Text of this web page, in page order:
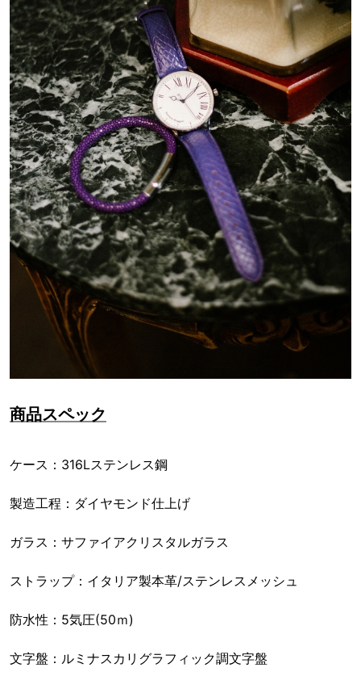
商品スペック
ケース：316Lステンレス鋼
製造工程：ダイヤモンド仕上げ
ガラス：サファイアクリスタルガラス
ストラップ：イタリア製本革/ステンレスメッシュ
防水性：5気圧(50ｍ)
文字盤：ルミナスカリグラフィック調文字盤